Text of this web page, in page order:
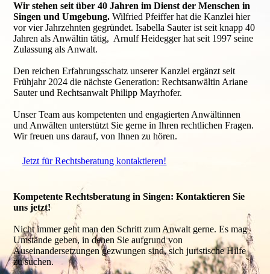
Wir stehen seit über 40 Jahren im Dienst der Menschen in
Singen und Umgebung. Wilfried Pfeiffer hat die Kanzlei hier
vor vier Jahrzehnten gegründet. Isabella Sauter ist seit knapp 40
Jahren als Anwältin tätig, Arnulf Heidegger hat seit 1997 seine
Zulassung als Anwalt.
Den reichen Erfahrungsschatz unserer Kanzlei ergänzt seit
Frühjahr 2024 die nächste Generation: Rechtsanwältin Ariane
Sauter und Rechtsanwalt Philipp Mayrhofer.
Unser Team aus kompetenten und engagierten Anwältinnen
und Anwälten unterstützt Sie gerne in Ihren rechtlichen Fragen.
Wir freuen uns darauf, von Ihnen zu hören.
Jetzt für Rechtsberatung kontaktieren!
Kompetente Rechtsberatung in Singen: Kontaktieren Sie
uns jetzt!
Nicht immer geht man den Schritt zum Anwalt gerne. Es mag
Umstände geben, in denen Sie aufgrund von
Auseinandersetzungen gezwungen sind, sich juristische Hilfe
zu suchen.